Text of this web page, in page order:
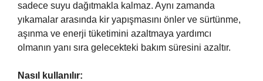
sadece suyu dağıtmakla kalmaz. Aynı zamanda
yıkamalar arasında kir yapışmasını önler ve sürtünme,
aşınma ve enerji tüketimini azaltmaya yardımcı
olmanın yanı sıra gelecekteki bakım süresini azaltır.
Nasıl kullanılır: